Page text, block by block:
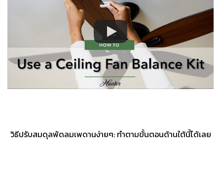
วิธีปรับสมดุลพัดลมเพดานง่ายๆ: ทำตามขั้นตอนด้านใต้นี้ได้เลย